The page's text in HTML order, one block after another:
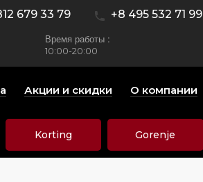
679 33 79 +8 495 532 71 99
Время работы :
10:00-20:00
Акции и скидки О компании
Korting Gorenje